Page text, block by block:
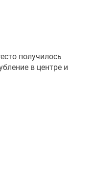
получилось
в центре и